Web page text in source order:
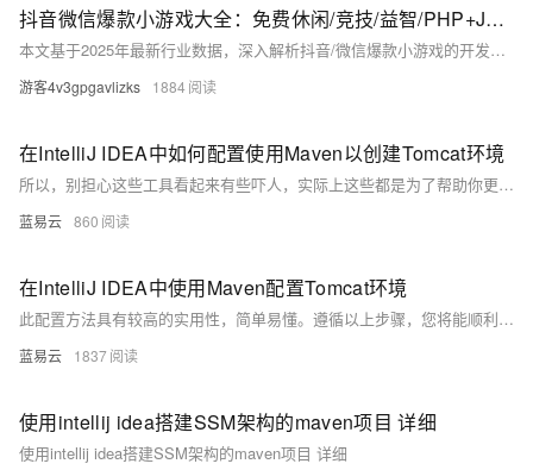
抖音微信爆款小游戏大全：免费休闲/竞技/益智/PHP+Java全筏开源开发
本文基于2025年最新行业数据，深入解析抖音/微信爆款小游戏的开发逻辑，重点讲解PHP+Java双引擎架构实战，涵盖技术选型、架构设计、性能优化与开源生态，提供完整开源工具链，助力开发者从理论到落地打造高留存、高并发的小游戏产品。
游客4v3gpgavlizks 1884
在IntelliJ IDEA中如何配置使用Maven以创建Tomcat环境
所以，别担心这些工具看起来有些吓人，实际上这些都是为了帮助你更好的完成工作的工具，就像超市里的各种烹饪工具一样，尽管它们看起来可能很复杂，但只要你学会用，它们会为你烹饪出一道道美妙的食物。这就是学习新技能的乐趣，让我们一起享受这个过程，攀登知识的高峰！
蓝易云 860
在IntelliJ IDEA中使用Maven配置Tomcat环境
此配置方法具有较高的实用性，简单易懂。遵循以上步骤，您将能顺利在IntelliJ IDEA中使用Maven配置Tomcat环境，从而进行Web项目的开发和调试。
蓝易云 1837
使用intellij idea搭建SSM架构的maven项目 详细
使用intellij idea搭建SSM架构的maven项目 详细